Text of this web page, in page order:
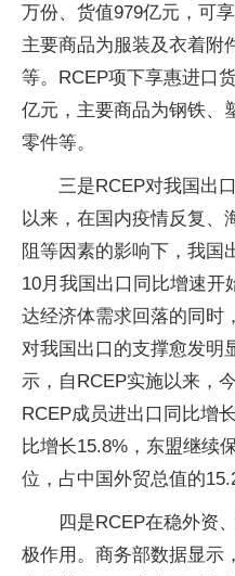
万份、货值979亿元，可
主要商品为服装及衣着附
等。RCEP项下享惠进口
亿元，主要商品为钢铁、
零件等。
三是RCEP对我国出
以来，在国内疫情反复、
阻等因素的影响下，我国
10月我国出口同比增速开
达经济体需求回落的同时
对我国出口的支撑愈发明
示，自RCEP实施以来，
RCEP成员进出口同比增
比增长15.8%，东盟继续
位，占中国外贸总值的
四是RCEP在稳外资
极作用。商务部数据显示